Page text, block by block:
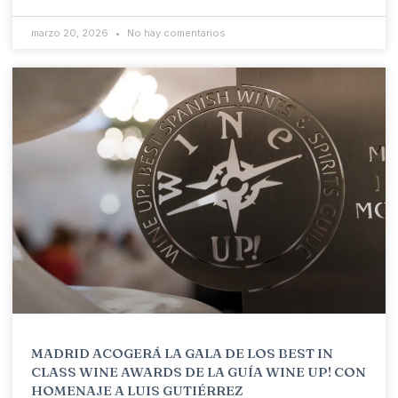
marzo 20, 2026 No hay comentarios
MADRID ACOGERÁ LA GALA DE LOS BEST IN
CLASS WINE AWARDS DE LA GUÍA WINE UP! CON
HOMENAJE A LUIS GUTIÉRREZ